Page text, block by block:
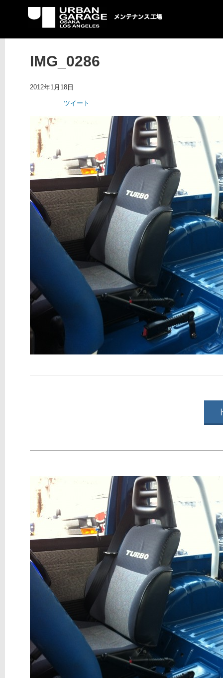
UG メンテナンス工場
IMG_0286
2012年1月18日
ツイート